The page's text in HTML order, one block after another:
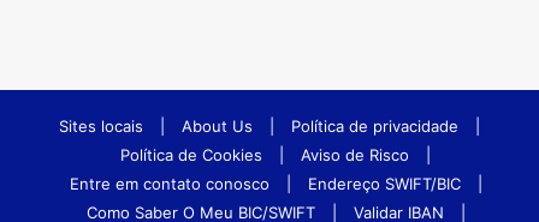
Sites locais About Us Política de privacidade
Política de Cookies
Aviso de Risco
Entre em contato conosco
Endereço SWIFT/BIC
Como Saber O Meu BIC/SWIFT
Validar IBAN